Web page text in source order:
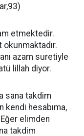
etmektedir.
azam suretiyle
lillah diyor.
sana takdim
kendi hesabıma,
elimden
takdim